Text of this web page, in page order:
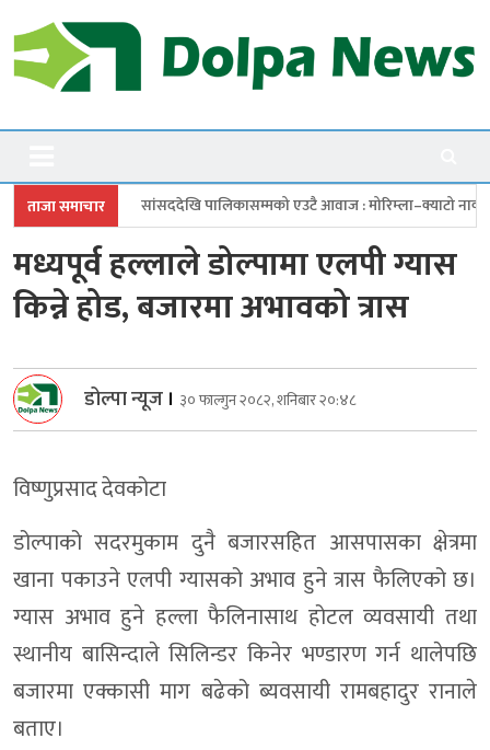
to
content
Dolpanews
ताजा समाचारएउटै आवाज : मोरिम्ला–क्याटो नाका तत्काल खोल चारबुँदे
मध्यपूर्व हल्लाले डोल्पामा एलपी ग्यास
किन्ने होड, बजारमा अभावको त्रास
डोल्पा न्यूज । ३० फाल्गुन २०८२, शनिबार २०:४८
विष्णुप्रसाद देवकोटा
डोल्पाको सदरमुकाम दुनै बजारसहित आसपासका क्षेत्रमा
खाना पकाउने एलपी ग्यासको अभाव हुने त्रास फैलिएको छ।
ग्यास अभाव हुने हल्ला फैलिनासाथ होटल व्यवसायी तथा
स्थानीय बासिन्दाले सिलिन्डर किनेर भण्डारण गर्न थालेपछि
बजारमा एक्कासी माग बढेको ब्यवसायी रामबहादुर रानाले
बताए।